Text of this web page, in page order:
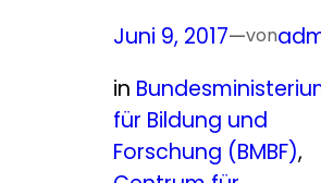
Juni 9, 2017—von
in
für Bildung und
Forschung (BMBF)